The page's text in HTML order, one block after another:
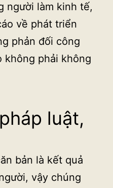
người làm kinh tế,
về phát triển
phản đối công
không phải không
luật,
bản là kết quả
vậy chúng